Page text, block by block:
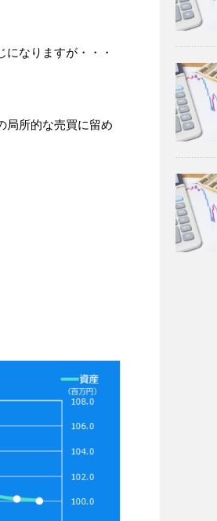
なりますが・・・
局所的な売買に留め